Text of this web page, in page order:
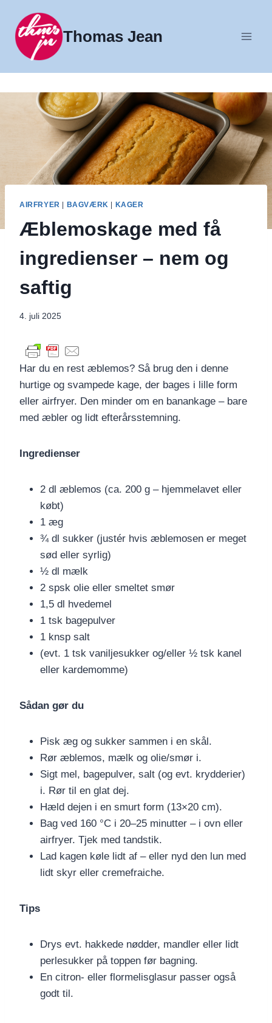
indhold
Thomas Jean
AIRFRYER BAGVÆRK KAGER
Æblemoskage med få
ingredienser – nem og
saftig
4. juli 2025
Har du en rest æblemos? Så brug den i denne
hurtige og svampede kage, der bages i lille form
eller airfryer. Den minder om en banankage – bare
med æbler og lidt efterårsstemning.
Ingredienser
2 dl æblemos (ca. 200 g – hjemmelavet eller
købt)
1 æg
¾ dl sukker (justér hvis æblemosen er meget
sød eller syrlig)
½ dl mælk
2 spsk olie eller smeltet smør
1,5 dl hvedemel
1 tsk bagepulver
1 knsp salt
(evt. 1 tsk vaniljesukker og/eller ½ tsk kanel
eller kardemomme)
Sådan gør du
Pisk æg og sukker sammen i en skål.
Rør æblemos, mælk og olie/smør i.
Sigt mel, bagepulver, salt (og evt. krydderier)
i. Rør til en glat dej.
Hæld dejen i en smurt form (13×20 cm).
Bag ved 160 °C i 20–25 minutter – i ovn eller
airfryer. Tjek med tandstik.
Lad kagen køle lidt af – eller nyd den lun med
lidt skyr eller cremefraiche.
Tips
Drys evt. hakkede nødder, mandler eller lidt
perlesukker på toppen før bagning.
En citron- eller flormelisglasur passer også
godt til.